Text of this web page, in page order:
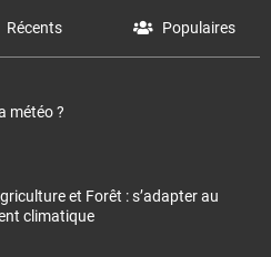
Récents Populaires
météo ?
et Forêt : s’adapter au
climatique